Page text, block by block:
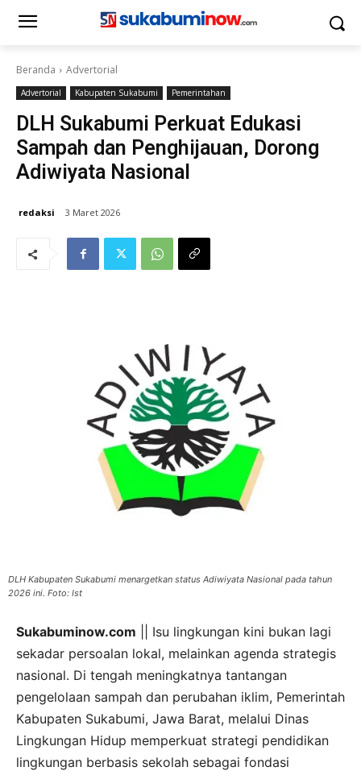
Beranda Advertorial
Advertorial Kabupaten Sukabumi Pemerintahan
DLH Sukabumi Perkuat Edukasi
Sampah dan Penghijauan, Dorong
Adiwiyata Nasional
redaksi 3 Maret 2026
DLH Kabupaten Sukabumi menargetkan status Adiwiyata Nasional pada tahun
2026 ini. Foto: Ist
Sukabuminow.com || Isu lingkungan kini bukan lagi
sekadar persoalan lokal, melainkan agenda strategis
nasional. Di tengah meningkatnya tantangan
pengelolaan sampah dan perubahan iklim, Pemerintah
Kabupaten Sukabumi, Jawa Barat, melalui Dinas
Lingkungan Hidup memperkuat strategi pendidikan
lingkungan berbasis sekolah sebagai fondasi